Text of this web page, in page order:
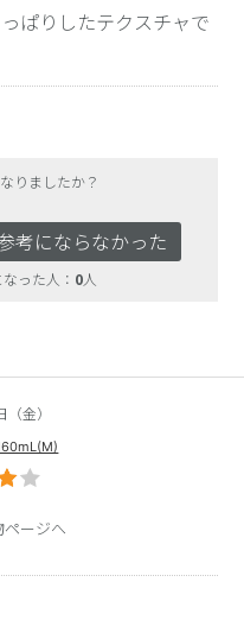
ぱりしたテクスチャで
りましたか？
考にならなかった
った人： 0人
金）
ージへ